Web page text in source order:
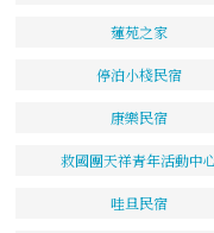
蓮苑之家
停泊小棧民宿
康樂民宿
救國團天祥青年活動中
哇旦民宿